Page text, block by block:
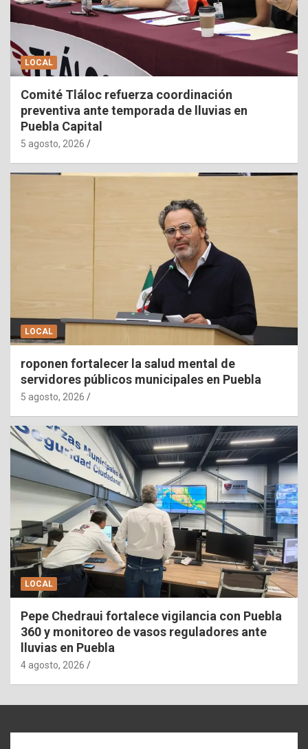
LOCAL
Comité Tláloc refuerza coordinación
preventiva ante temporada de lluvias en
Puebla Capital
5 agosto, 2026
LOCAL
roponen fortalecer la salud mental de
servidores públicos municipales en Puebla
5 agosto, 2026
LOCAL
Pepe Chedraui fortalece vigilancia con Puebla
360 y monitoreo de vasos reguladores ante
lluvias en Puebla
4 agosto, 2026